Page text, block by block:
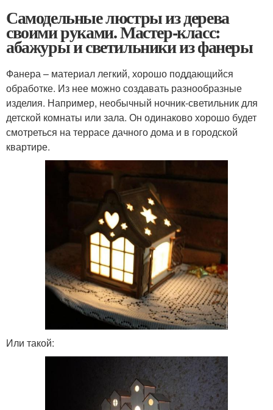
Самодельные люстры из дерева
своими руками. Мастер-класс:
абажуры и светильники из фанеры
Фанера – материал легкий, хорошо поддающийся
обработке. Из нее можно создавать разнообразные
изделия. Например, необычный ночник-светильник для
детской комнаты или зала. Он одинаково хорошо будет
смотреться на террасе дачного дома и в городской
квартире.
Или такой: